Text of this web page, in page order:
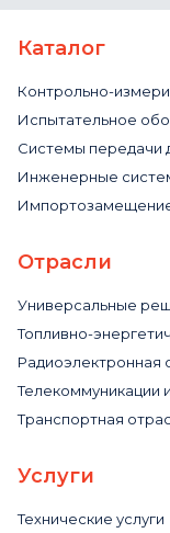
Каталог
Контрольно-
Испытательное
Системы передачи
Инженерные
Отрасли
Универсальные
Топливно-
Радиоэлектронная
Телекоммуникации
Транспортная
Услуги
Технические услуги